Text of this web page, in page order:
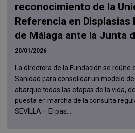
reconocimiento de la
Referencia en Displasias
de Málaga ante la Junta
20/01/2026
La directora de la Fundación se reúne
Sanidad para consolidar un modelo
abarque todas las etapas de la vida,
puesta en marcha de la consulta
SEVILLA – El pas...